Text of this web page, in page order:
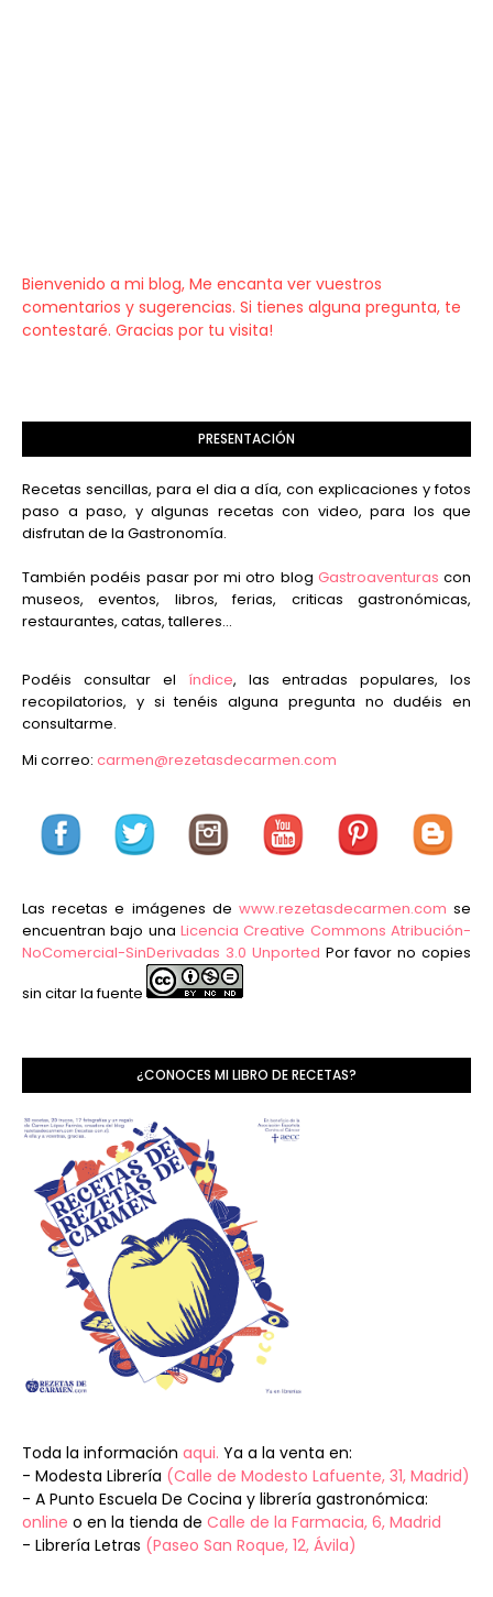
Bienvenido a mi blog, Me encanta ver vuestros
comentarios y sugerencias. Si tienes alguna pregunta, te
contestaré. Gracias por tu visita!
PRESENTACIÓN
Recetas sencillas, para el dia a día, con explicaciones y fotos
paso a paso, y algunas recetas con video, para los que
disfrutan de la Gastronomía.
También podéis pasar por mi otro blog Gastroaventuras con
museos, eventos, libros, ferias, criticas gastronómicas,
restaurantes, catas, talleres...
Podéis consultar el índice, las entradas populares, los
recopilatorios, y si tenéis alguna pregunta no dudéis en
consultarme.
Mi correo: carmen@rezetasdecarmen.com
Las recetas e imágenes de www.rezetasdecarmen.com se
encuentran bajo una Licencia Creative Commons Atribución-
NoComercial-SinDerivadas 3.0 Unported Por favor no copies
sin citar la fuente
¿CONOCES MI LIBRO DE RECETAS?
Toda la información aqui. Ya a la venta en:
- Modesta Librería (Calle de Modesto Lafuente, 31, Madrid)
- A Punto Escuela De Cocina y librería gastronómica:
online o en la tienda de Calle de la Farmacia, 6, Madrid
- Librería Letras (Paseo San Roque, 12, Ávila)